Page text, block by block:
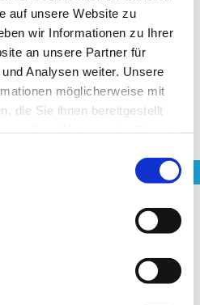
auf unsere Website zu
wir Informationen zu Ihrer
an unsere Partner für
Analysen weiter. Unsere
möglicherweise mit
die Sie ihnen bereitgestellt
Webseite weiterhin nutzen.